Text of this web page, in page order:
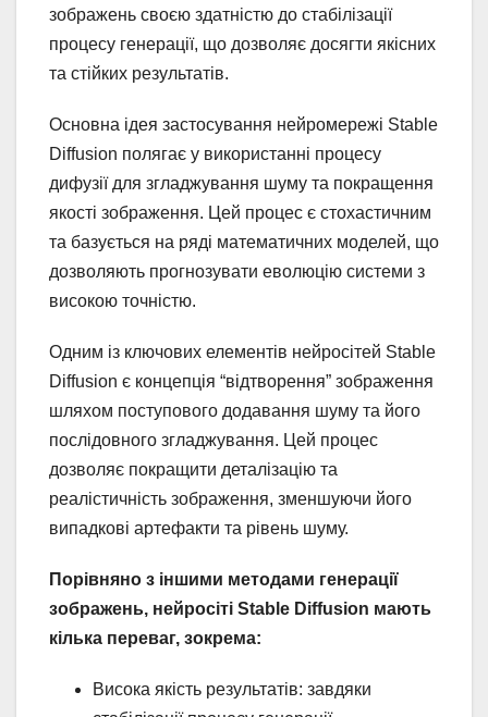
зображень своєю здатністю до стабілізації
процесу генерації, що дозволяє досягти якісних
та стійких результатів.
Основна ідея застосування нейромережі Stable
Diffusion полягає у використанні процесу
дифузії для згладжування шуму та покращення
якості зображення. Цей процес є стохастичним
та базується на ряді математичних моделей, що
дозволяють прогнозувати еволюцію системи з
високою точністю.
Одним із ключових елементів нейросітей Stable
Diffusion є концепція “відтворення” зображення
шляхом поступового додавання шуму та його
послідовного згладжування. Цей процес
дозволяє покращити деталізацію та
реалістичність зображення, зменшуючи його
випадкові артефакти та рівень шуму.
Порівняно з іншими методами генерації
зображень, нейросіті Stable Diffusion мають
кілька переваг, зокрема:
Висока якість результатів: завдяки